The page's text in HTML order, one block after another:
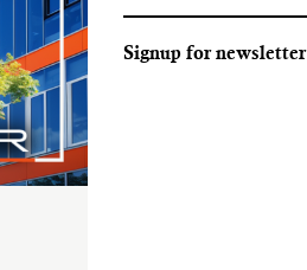
Signup for newsletter